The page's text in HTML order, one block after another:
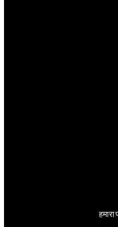
हमारा